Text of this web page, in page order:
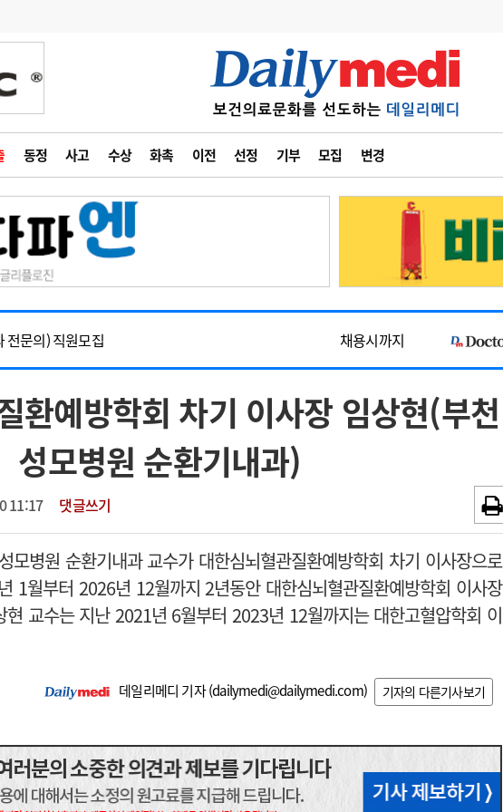
동정 사고 수상 화촉 이전 선정 기부 모집 변경
주의 검색어
의사인력 수급 추계
성분명 처방
AI의료
전공의 모집 결과
6
관리급여 실시
지필공 지원책
수련환경 개선
의과대학 입시
사고
수첩
피플
중소병원
판례 정책/통계 공시
법적고지 광고안내
모집
~2026-08-31
제 임상의사 채용
채용시까지
전문의) 직원모집
채용시까지
던트1년차) 모집
~2026-08-15
모집
~2026-08-31
기제 임상의사 채용
환예방학회 차기 이사장 임상현(부천
성모병원 순환기내과)
11:17 댓글쓰기
모병원 순환기내과 교수가 대한심뇌혈관질환예방학회 차기 이사장으로
1월부터 2026년 12월까지 2년동안 대한심뇌혈관질환예방학회 이사장
교수는 지난 2021년 6월부터 2023년 12월까지는 대한고혈압학회 이
데일리메디 기자 (dailymedi@dailymedi.com) 기자의 다른기사보기